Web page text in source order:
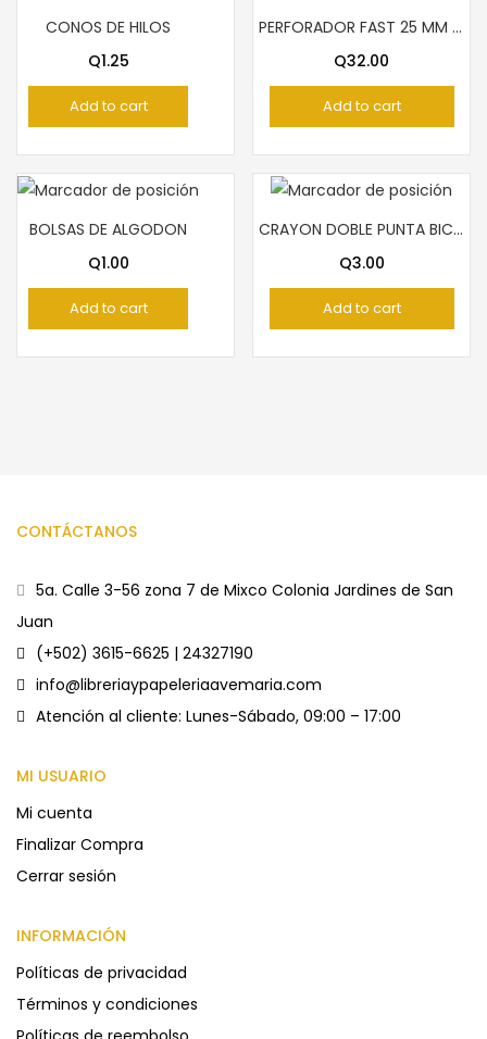
CONOS DE HILOS
Q1.25
Add to cart
PERFORADOR FAST 25 MM MOÑOS
Q32.00
Add to cart
BOLSAS DE ALGODON
Q1.00
Add to cart
CRAYON DOBLE PUNTA BICOLOR MAPED DE CARPINTERO
Q3.00
Add to cart
CONTÁCTANOS
5a. Calle 3-56 zona 7 de Mixco Colonia Jardines de San
Juan
(+502) 3615-6625 | 24327190
info@libreriaypapeleriaavemaria.com
Atención al cliente: Lunes-Sábado, 09:00 – 17:00
MI USUARIO
Mi cuenta
Finalizar Compra
Cerrar sesión
INFORMACIÓN
Políticas de privacidad
Términos y condiciones